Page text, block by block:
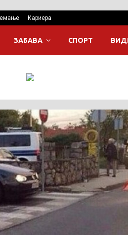
Кариера
ЗАБАВА СПОРТ